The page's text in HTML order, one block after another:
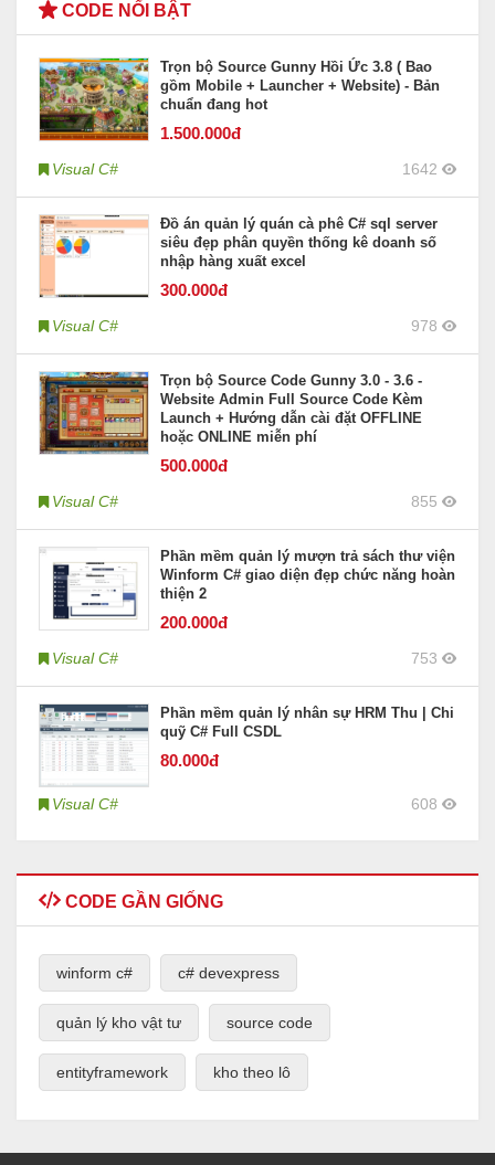
CODE NỔI BẬT
Trọn bộ Source Gunny Hồi Ức 3.8 ( Bao
gồm Mobile + Launcher + Website) - Bản
chuẩn đang hot
1.500.000đ
Visual C# 1642
Đồ án quản lý quán cà phê C# sql server
siêu đẹp phân quyền thống kê doanh số
nhập hàng xuất excel
300.000đ
Visual C# 978
Trọn bộ Source Code Gunny 3.0 - 3.6 -
Website Admin Full Source Code Kèm
Launch + Hướng dẫn cài đặt OFFLINE
hoặc ONLINE miễn phí
500.000đ
Visual C# 855
Phần mềm quản lý mượn trả sách thư viện
Winform C# giao diện đẹp chức năng hoàn
thiện 2
200.000đ
Visual C# 753
Phần mềm quản lý nhân sự HRM Thu | Chi
quỹ C# Full CSDL
80.000đ
Visual C# 608
CODE GẦN GIỐNG
winform c# c# devexpress
quản lý kho vật tư source code
entityframework kho theo lô